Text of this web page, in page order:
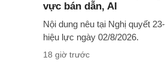
vực bán dẫn, AI
Nội dung nêu tại Nghị quyết
hiệu lực ngày 02/8/2026.
18 giờ trước